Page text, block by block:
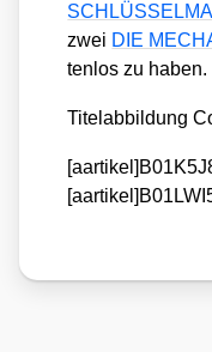
zwei DIE
ten­los zu haben.
Titel­ab­bil­dung